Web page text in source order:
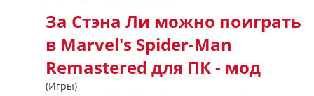
За Стэна Ли можно поиграть
в Marvel's Spider-Man
Remastered для ПК - мод
(Игры)